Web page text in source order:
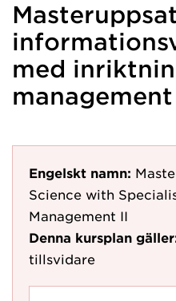
med
Engelskt namn:
Science with
Management II
Denna kursplan
tillsvidare